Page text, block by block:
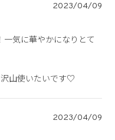
2023/04/09
気に華やかになりとて
山使いたいです♡
2023/04/09